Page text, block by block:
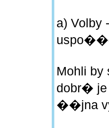
a) Volby
Mohli
dobr�
��jna